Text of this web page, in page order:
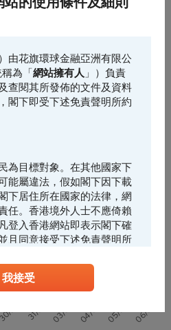
由花旗環球金融亞洲有限公
為「網站擁有人 」）負責
查閱其所發佈的文件及資料
閣下即受下述免責聲明所約
為目標對象。在其他國家下
能屬違法，假如閣下因下載
下居住所在國家的法律，網
任。香港境外人士不應倚賴
登入香港網站即表示閣下確
且同意接受下述免責聲明所
或可能管有其中所載材料，
的限制（包括本文所載
香港網站所載的任何資料嚴
我接受
14:00 16:00
07 31/0703/0804/0805/0806/08